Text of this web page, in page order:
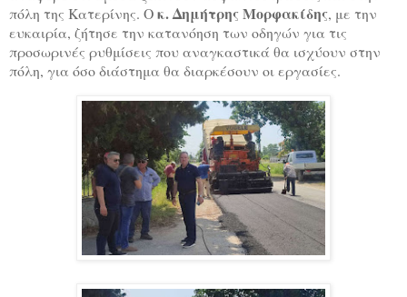
πόλη της Κατερίνης. Οκ. Δημήτρης Μορφακίδης, με την
ευκαιρία, ζήτησε την κατανόηση των οδηγών για τις
προσωρινές ρυθμίσεις που αναγκαστικά θα ισχύουν στην
πόλη, για όσο διάστημα θα διαρκέσουν οι εργασίες.